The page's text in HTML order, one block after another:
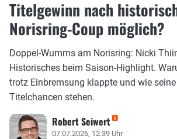
Titelgewinn nach
Norisring-Coup möglich?
Doppel-Wumms am Norisring: Nicki
Historisches beim Saison-Highlight.
trotz Einbremsung klappte und wie
Titelchancen stehen.
Robert Seiwert
07.07.2026, 12:39 Uhr